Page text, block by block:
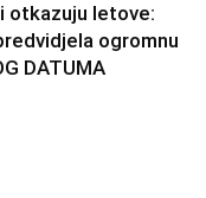
otkazuju letove:
ogromnu
DATUMA